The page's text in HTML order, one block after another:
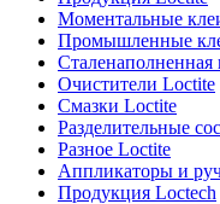
Моментальные
Промышленные
Сталенаполненная
Очистители Loctite
Смазки Loctite
Разделительные
Разное Loctite
Аппликаторы и
Продукция Loctech